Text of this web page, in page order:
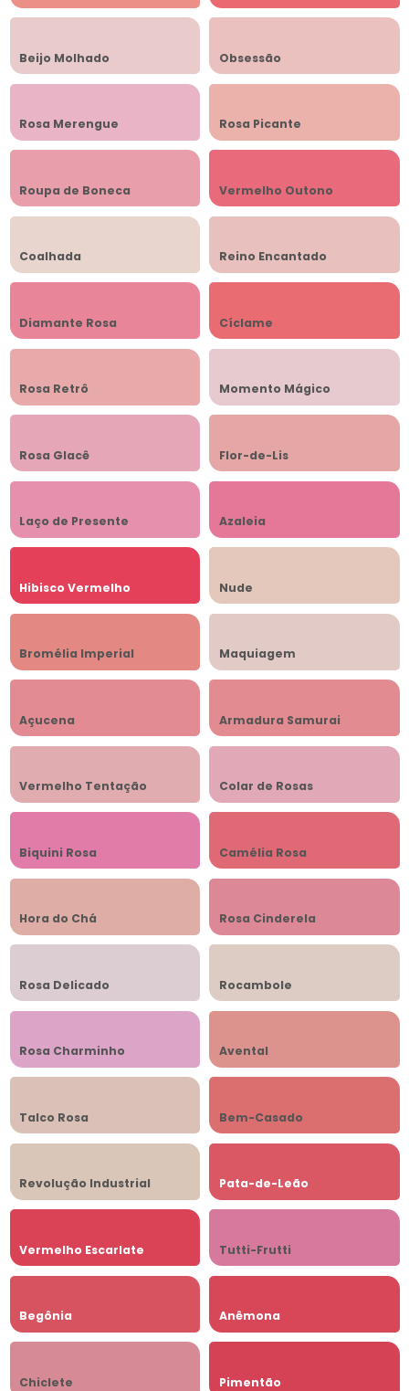
Beijo Molhado Obsessão
Rosa Merengue Rosa Picante
Roupa de Boneca Vermelho Outono
Coalhada Reino Encantado
Diamante Rosa Cíclame
Rosa Retrô Momento Mágico
Rosa Glacê Flor-de-Lis
Laço de Presente Azaleia
Hibisco Vermelho Nude
Bromélia Imperial Maquiagem
Açucena Armadura Samurai
Vermelho Tentação Colar de Rosas
Biquini Rosa Camélia Rosa
Hora do Chá Rosa Cinderela
Rosa Delicado Rocambole
Rosa Charminho Avental
Talco Rosa Bem-Casado
Revolução Industrial Pata-de-Leão
Vermelho Escarlate Tutti-Frutti
Begônia Anêmona
Chiclete Pimentão